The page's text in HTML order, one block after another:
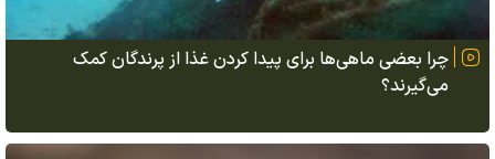
چرا بعضی ماهی‌ها برای پیدا کردن غذا از پرندگان کمک
می‌گیرند؟